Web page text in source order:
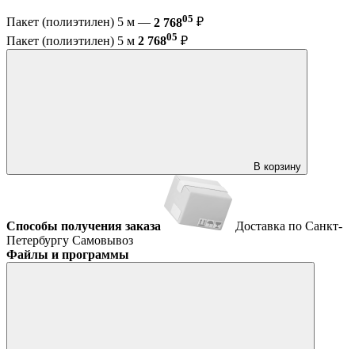
Пакет (полиэтилен) 5 м — 2 76805 ₽
Пакет (полиэтилен) 5 м 2 76805 ₽
В корзину
Способы получения заказа
Доставка по Санкт-
Петербургу Самовывоз
Файлы и программы